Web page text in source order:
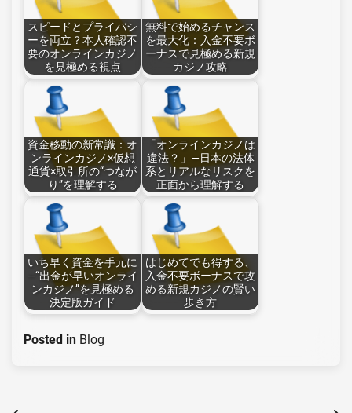
スピードとプライバシ
ーを両立？本人確認不
要のオンラインカジノ
を見極める視点
無料で始めるチャンス
を最大化：入金不要ボ
ーナスで見極める新規
カジノ攻略
資金移動の新常識：オ
ンラインカジノ×仮想
通貨×取引所の“つなが
り”を理解する
「オンラインカジノは
違法？」—日本の法体
系とリアルなリスクを
正面から理解する
いち早く資金を手元に
—“出金が早いオンライ
ンカジノ”を見極める
決定版ガイド
はじめてでも得する、
入金不要ボーナスで攻
める新規カジノの賢い
歩き方
Posted in Blog